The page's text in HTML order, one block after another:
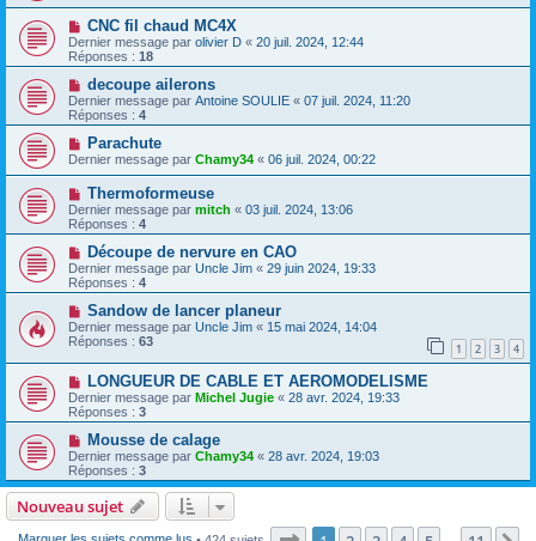
CNC fil chaud MC4X
Dernier message par olivier D « 20 juil. 2024, 12:44
Réponses : 18
decoupe ailerons
Dernier message par Antoine SOULIE « 07 juil. 2024, 11:20
Réponses : 4
Parachute
Dernier message par Chamy34 « 06 juil. 2024, 00:22
Thermoformeuse
Dernier message par mitch « 03 juil. 2024, 13:06
Réponses : 4
Découpe de nervure en CAO
Dernier message par Uncle Jim « 29 juin 2024, 19:33
Réponses : 4
Sandow de lancer planeur
Dernier message par Uncle Jim « 15 mai 2024, 14:04
Réponses : 63 1 2 3 4
LONGUEUR DE CABLE ET AEROMODELISME
Dernier message par Michel Jugie « 28 avr. 2024, 19:33
Réponses : 3
Mousse de calage
Dernier message par Chamy34 « 28 avr. 2024, 19:03
Réponses : 3
Nouveau sujet